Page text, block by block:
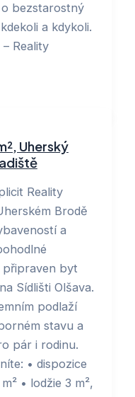
bezstarostný
a kdykoli.
Reality
Uherský
Reality
Brodě
a
připraven byt
Sídlišti Olšava.
podlaží
stavu a
pár i rodinu.
• dispozice
• lodžie 3 m²,